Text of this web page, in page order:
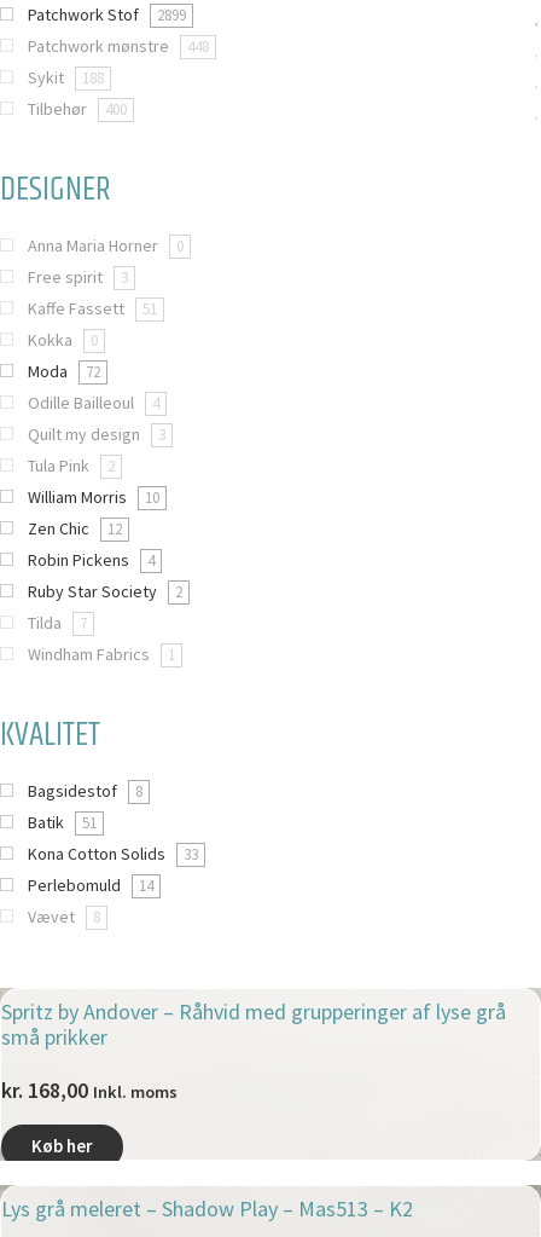
Patchwork Stof 2899
Patchwork mønstre 448
Sykit 188
Tilbehør 400
DESIGNER
Anna Maria Horner 0
Free spirit 3
Kaffe Fassett 51
Kokka 0
Moda 72
Odille Bailleoul 4
Quilt my design 3
Tula Pink 2
William Morris 10
Zen Chic 12
Robin Pickens 4
Ruby Star Society 2
Tilda 7
Windham Fabrics 1
KVALITET
Bagsidestof 8
Batik 51
Kona Cotton Solids 33
Perlebomuld 14
Vævet 8
Spritz by Andover – Råhvid med grupperinger af lyse grå
små prikker
kr. 168,00 Inkl. moms
Køb her
Lys grå meleret – Shadow Play – Mas513 – K2